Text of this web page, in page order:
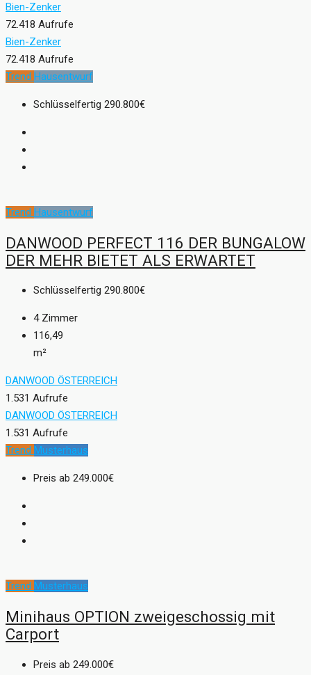
Bien-Zenker
72.418 Aufrufe
Bien-Zenker
72.418 Aufrufe
Trend Hausentwurf
Schlüsselfertig 290.800€
Trend Hausentwurf
DANWOOD PERFECT 116 DER BUNGALOW
DER MEHR BIETET ALS ERWARTET
Schlüsselfertig 290.800€
4 Zimmer
116,49
m²
DANWOOD ÖSTERREICH
1.531 Aufrufe
DANWOOD ÖSTERREICH
1.531 Aufrufe
Trend Musterhaus
Preis ab 249.000€
Trend Musterhaus
Minihaus OPTION zweigeschossig mit
Carport
Preis ab 249.000€